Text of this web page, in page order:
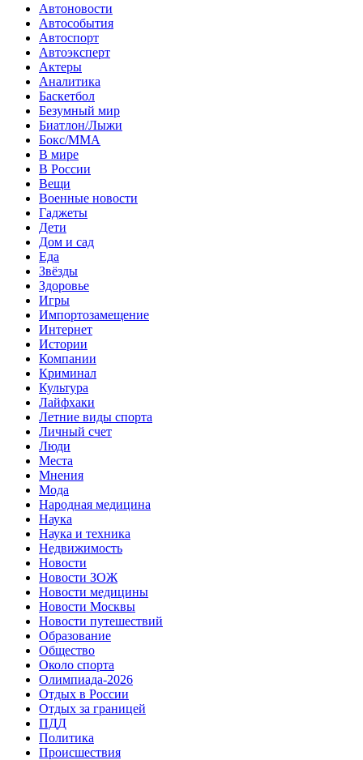
Автоновости
Автособытия
Автоспорт
Автоэксперт
Актеры
Аналитика
Баскетбол
Безумный мир
Биатлон/Лыжи
Бокс/MMA
В мире
В России
Вещи
Военные новости
Гаджеты
Дети
Дом и сад
Еда
Звёзды
Здоровье
Игры
Импортозамещение
Интернет
Истории
Компании
Криминал
Культура
Лайфхаки
Летние виды спорта
Личный счет
Люди
Места
Мнения
Мода
Народная медицина
Наука
Наука и техника
Недвижимость
Новости
Новости ЗОЖ
Новости медицины
Новости Москвы
Новости путешествий
Образование
Общество
Около спорта
Олимпиада-2026
Отдых в России
Отдых за границей
ПДД
Политика
Происшествия